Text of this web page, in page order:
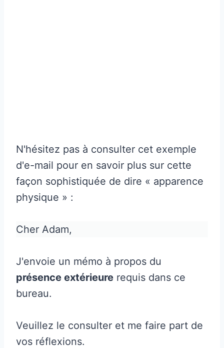
N'hésitez pas à consulter cet exemple
d'e-mail pour en savoir plus sur cette
façon sophistiquée de dire « apparence
physique » :
Cher Adam,
J'envoie un mémo à propos du
présence extérieure requis dans ce
bureau.
Veuillez le consulter et me faire part de
vos réflexions.